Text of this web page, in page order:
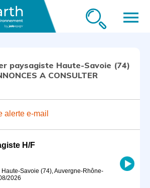
menu
paysagiste Haute-Savoie (74)
A CONSULTER
alerte e-mail
H/F
Savoie (74), Auvergne-Rhône-
2026